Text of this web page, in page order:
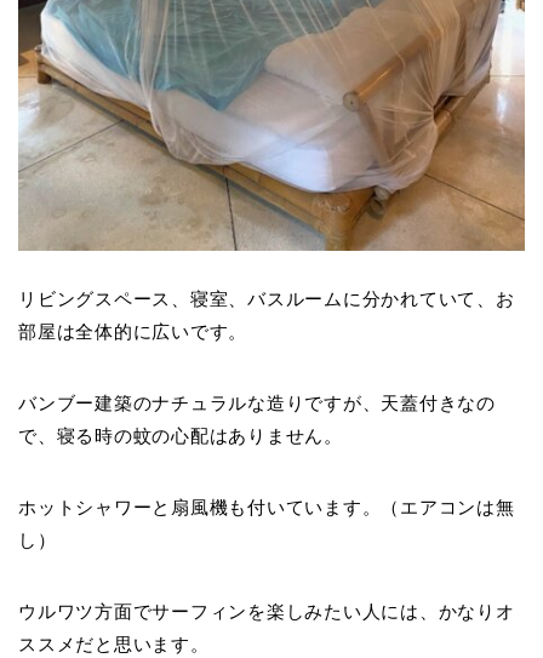
リビングスペース、寝室、バスルームに分かれていて、お
部屋は全体的に広いです。
バンブー建築のナチュラルな造りですが、天蓋付きなの
で、寝る時の蚊の心配はありません。
ホットシャワーと扇風機も付いています。（エアコンは無
し）
ウルワツ方面でサーフィンを楽しみたい人には、かなりオ
ススメだと思います。